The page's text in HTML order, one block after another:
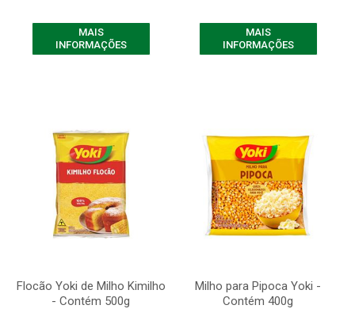
MAIS
INFORMAÇÕES
MAIS
INFORMAÇÕES
Flocão Yoki de Milho Kimilho
- Contém 500g
Milho para Pipoca Yoki -
Contém 400g